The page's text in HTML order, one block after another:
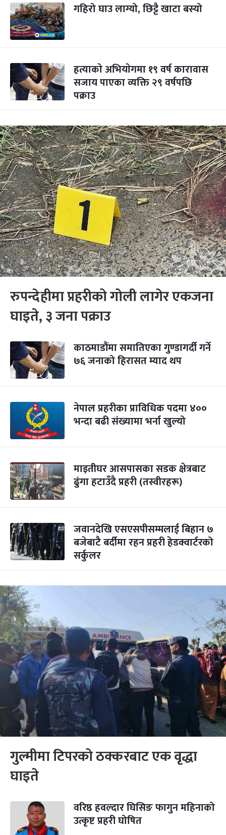
गहिरो घाउ लाग्यो, छिट्टै खाटा बस्यो
हत्याकाे अभियाेगमा १९ वर्ष कारावास
सजाय पाएका व्यक्ति २९ वर्षपछि
पक्राउ
रुपन्देहीमा प्रहरीको गोली लागेर एकजना
घाइते, ३ जना पक्राउ
काठमाडौंमा समातिएका गुण्डागर्दी गर्ने
७६ जनाको हिरासत म्याद थप
नेपाल प्रहरीका प्राविधिक पदमा ४००
भन्दा बढी संख्यामा भर्ना खुल्यो
माइतीघर आसपासका सडक क्षेत्रबाट
ढुंगा हटाउँदै प्रहरी (तस्वीरहरू)
जवानदेखि एसएसपीसम्मलाई बिहान ७
बजेबाटै बर्दीमा रहन प्रहरी हेडक्वार्टरको
सर्कुलर
गुल्मीमा टिपरको ठक्करबाट एक वृद्धा
घाइते
वरिष्ठ हवल्दार घिसिङ फागुन महिनाको
उत्कृष्ट प्रहरी घोषित